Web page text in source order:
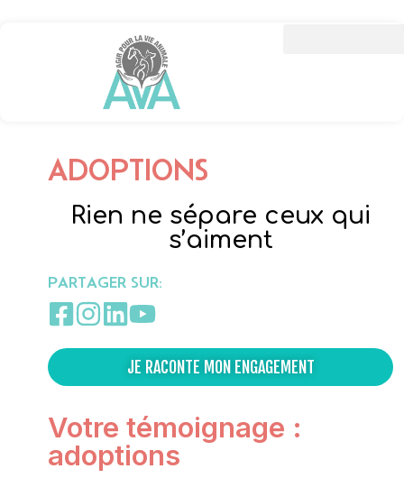
ADOPTIONS
Rien ne sépare ceux qui
s’aiment
PARTAGER SUR:
JE RACONTE MON ENGAGEMENT
Votre témoignage :
adoptions